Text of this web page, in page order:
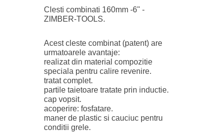
Clesti combinati 160mm -6" -
ZIMBER-TOOLS.
Acest cleste combinat (patent) are
urmatoarele avantaje:
realizat din material compozitie
speciala pentru calire revenire.
tratat complet.
partile taietoare tratate prin inductie.
cap vopsit.
acoperire: fosfatare.
maner de plastic si cauciuc pentru
conditii grele.